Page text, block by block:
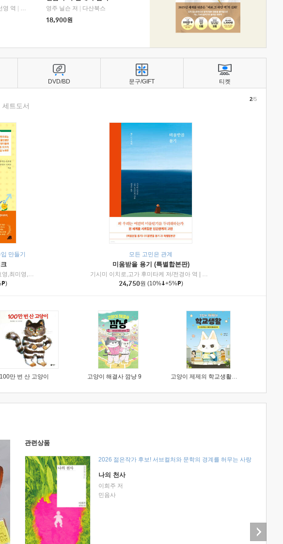
영 역
북다
영주 닐슨 저
다산북스
18,900원
세트도서
만들기
우리나,정예용,유재숙,양지인,손효영,최미영,조민주,이진현,차미숙,서미숙 저 | 제이브리즈북스
)
모든 고민은 관계
미움받을 용기 (특별합본판)
기시미 이치로,고가 후미타케 저/전경아 역
인플루엔셜
24,750원 (10% +5% )
2/5
100만 번 산 고양이 고양이 해결사 깜냥 9 고양이 제제의 학교생활 1 : 초등학생이 이렇게 힘들 줄이야
DVD/BD 문구/GIFT 티켓
관련상품
2026 젊은작가 후보! 서브컬처와 문학의 경계를 허무는 사랑
나의 천사
이희주 저
민음사